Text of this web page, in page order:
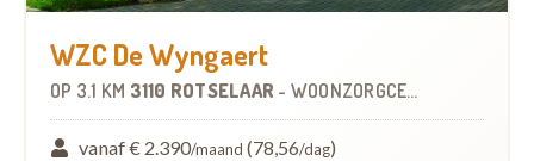
WZC De Wyngaert
OP 3.1 KM 3110 ROTSELAAR - WOONZORGCENTRUM (WZC)
vanaf € 2.390/maand (78,56/dag)